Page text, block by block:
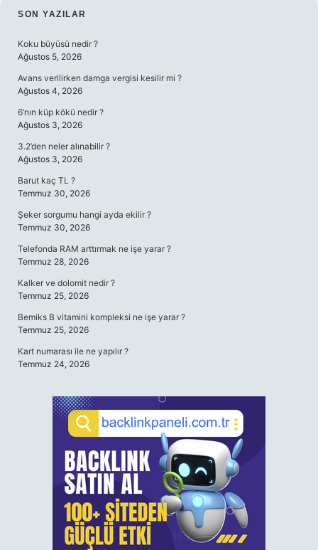
SIDEBAR
SON YAZILAR
Koku büyüsü nedir ?
Ağustos 5, 2026
Avans verilirken damga vergisi kesilir mi ?
Ağustos 4, 2026
6’nın küp kökü nedir ?
Ağustos 3, 2026
3.2’den neler alınabilir ?
Ağustos 3, 2026
Barut kaç TL ?
Temmuz 30, 2026
Şeker sorgumu hangi ayda ekilir ?
Temmuz 30, 2026
Telefonda RAM arttırmak ne işe yarar ?
Temmuz 28, 2026
Kalker ve dolomit nedir ?
Temmuz 25, 2026
Bemiks B vitamini kompleksi ne işe yarar ?
Temmuz 25, 2026
Kart numarası ile ne yapılır ?
Temmuz 24, 2026